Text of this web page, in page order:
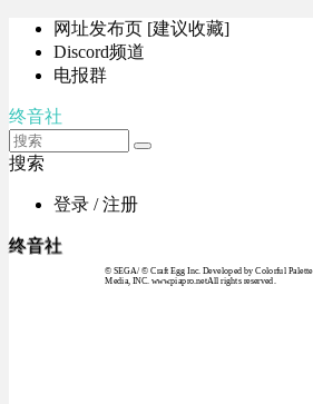
网址发布页 [建议收藏]
Discord频道
电报群
终音社
搜索
登录 / 注册
终音社
© SEGA / © Craft Egg Inc. Developed by Colorful
Media, INC. www.piapro.netAll rights reserved.